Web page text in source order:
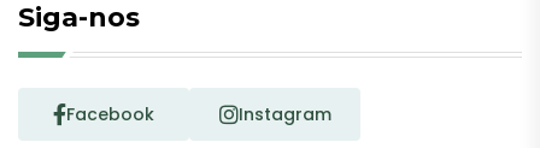
Siga-nos
Facebook Instagram